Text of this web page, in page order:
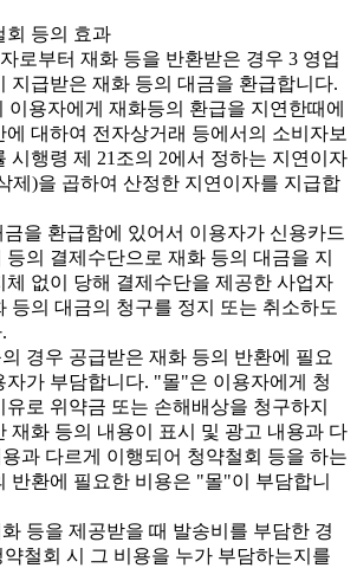
회 등의 효과
로부터 재화 등을 반환받은 경우 3 영업
지급받은 재화 등의 대금을 환급합니다.
이용자에게 재화등의 환급을 지연한때에
에 대하여 전자상거래 등에서의 소비자보
시행령 제 21조의 2에서 정하는 지연이자
제)을 곱하여 산정한 지연이자를 지급합
금을 환급함에 있어서 이용자가 신용카드
등의 결제수단으로 재화 등의 대금을 지
체 없이 당해 결제수단을 제공한 사업자
등의 대금의 청구를 정지 또는 취소하도
경우 공급받은 재화 등의 반환에 필요
자가 부담합니다. "몰"은 이용자에게 청
유로 위약금 또는 손해배상을 청구하지
재화 등의 내용이 표시 및 광고 내용과 다
과 다르게 이행되어 청약철회 등을 하는
반환에 필요한 비용은 "몰"이 부담합니
등을 제공받을 때 발송비를 부담한 경
철회 시 그 비용을 누가 부담하는지를